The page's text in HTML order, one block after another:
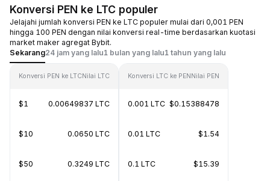
Konversi PEN ke LTC populer
Jelajahi jumlah konversi PEN ke LTC populer mulai dari 0,001 PEN
hingga 100 PEN dengan nilai konversi real-time berdasarkan kuotasi
market maker agregat Bybit.
Sekarang24 jam yang lalu1 bulan yang lalu1 tahun yang lalu
Konversi PEN ke LTCNilai LTC
$1 0.00649837 LTC
$10 0.0650 LTC
$50 0.3249 LTC
Konversi LTC ke PENNilai PEN
0.001 LTC $0.15388478
0.01 LTC $1.54
0.1 LTC $15.39